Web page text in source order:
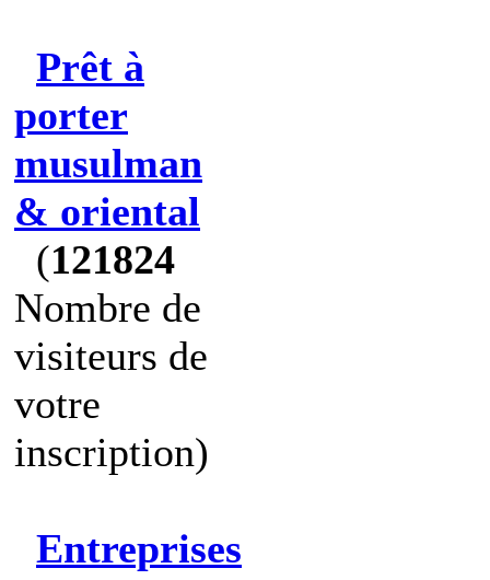
Prêt à
porter
musulman
& oriental
(121824
Nombre de
visiteurs de
votre
inscription)
Entreprises